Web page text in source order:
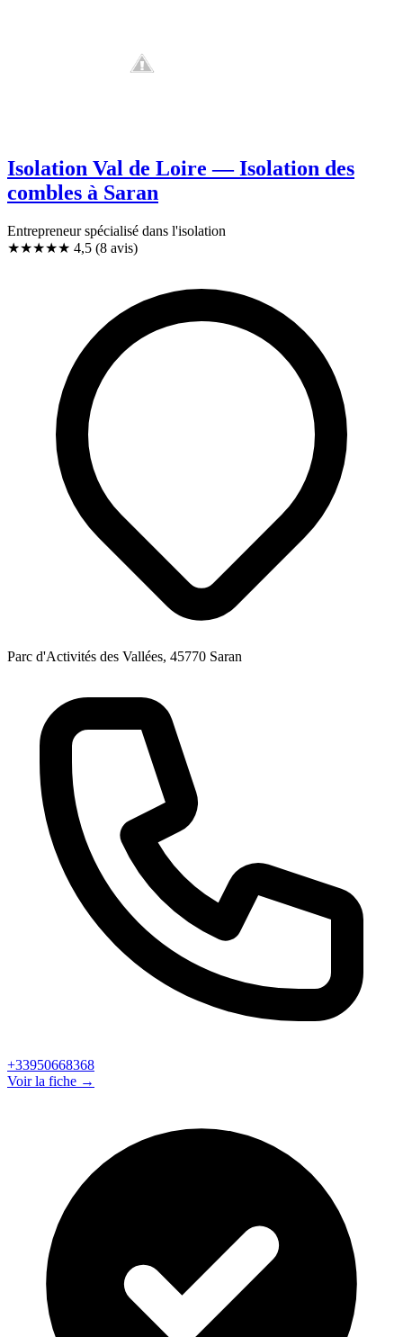
Isolation Val de Loire — Isolation des
combles à Saran
Entrepreneur spécialisé dans l'isolation
★★★★★ 4,5 (8 avis)
Parc d'Activités des Vallées, 45770 Saran
+33950668368
Voir la fiche →